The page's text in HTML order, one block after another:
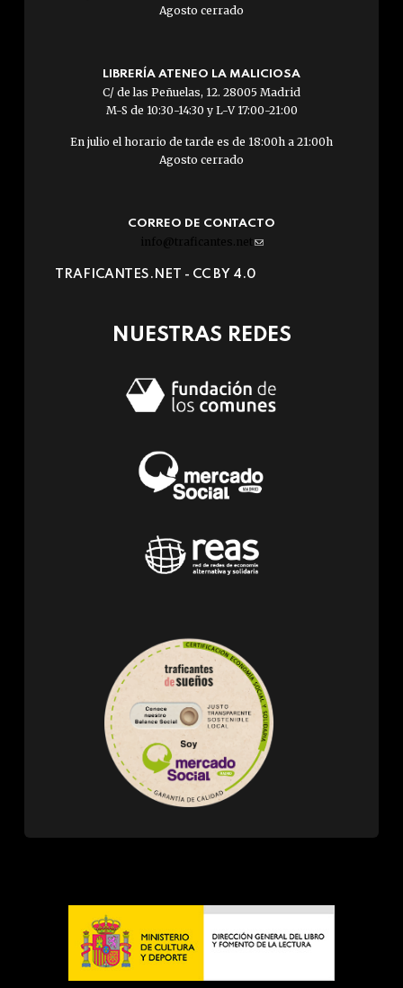
Agosto cerrado
LIBRERÍA ATENEO LA MALICIOSA
C/ de las Peñuelas, 12. 28005 Madrid
M-S de 10:30-14:30 y L-V 17:00-21:00
En julio el horario de tarde es de 18:00h a 21:00h
Agosto cerrado
CORREO DE CONTACTO
info@traficantes.net (link
e-
TRAFICANTES.NET - CC BY 4.0
NUESTRAS REDES